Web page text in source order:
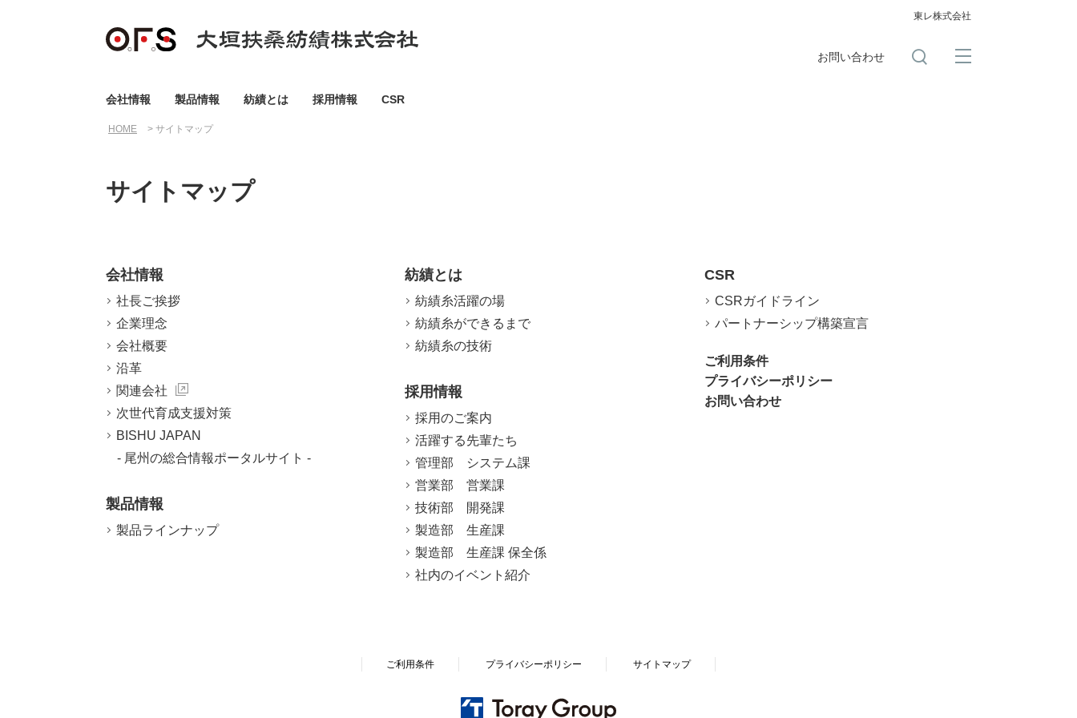
お問い合わせ
東レ株式会社
会社情報 製品情報 紡績とは 採用情報 CSR
HOME サイトマップ
サイトマップ
会社情報
社長ご挨拶
企業理念
会社概要
沿革
関連会社
次世代育成支援対策
BISHU JAPAN
- 尾州の総合情報ポータルサイト -
製品情報
製品ラインナップ
紡績とは
紡績糸活躍の場
紡績糸ができるまで
紡績糸の技術
採用情報
採用のご案内
活躍する先輩たち
管理部 システム課
営業部 営業課
技術部 開発課
製造部 生産課
製造部 生産課 保全係
社内のイベント紹介
CSR
CSRガイドライン
パートナーシップ構築宣言
ご利用条件
プライバシーポリシー
お問い合わせ
ご利用条件 プライバシーポリシー サイトマップ